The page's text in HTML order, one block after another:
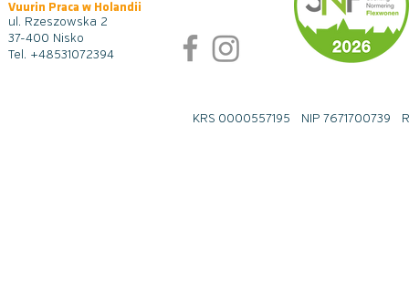
Vuurin Praca w Holandii
ul. Rzeszowska 2
37-400 Nisko
Tel. +48531072394
KRS 0000557195 NIP 7671700739